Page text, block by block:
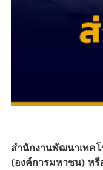
สำนักงานพัฒนาเทค
(องค์การมหาชน) หรื